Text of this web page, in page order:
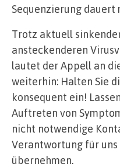
Sequenzierung dauert
Trotz aktuell
ansteckenderen
lautet der Appell an
weiterhin: Halten Sie
konsequent ein!
Auftreten von
nicht notwendige
Verantwortung für
übernehmen.